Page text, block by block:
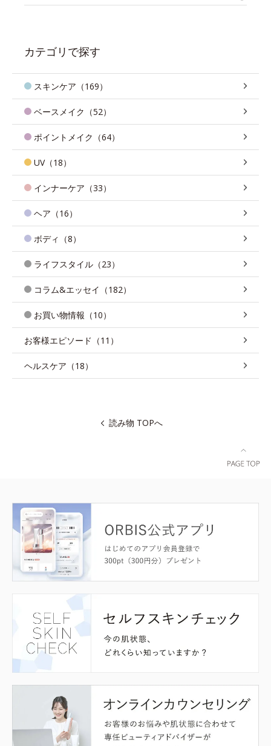
カテゴリで探す
スキンケア（169）
ベースメイク（52）
ポイントメイク（64）
UV（18）
インナーケア（33）
ヘア（16）
ボディ（8）
ライフスタイル（23）
コラム&エッセイ（182）
お買い物情報（10）
お客様エピソード（11）
ヘルスケア（18）
読み物 TOPへ